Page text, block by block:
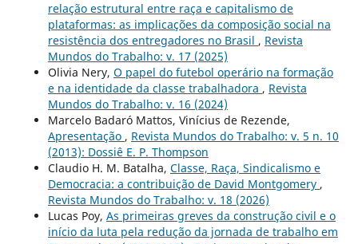
relação estrutural entre raça e capitalismo de
plataformas: as implicações da composição social na
resistência dos entregadores no Brasil , Revista
Mundos do Trabalho: v. 17 (2025)
Olivia Nery, O papel do futebol operário na formação
e na identidade da classe trabalhadora , Revista
Mundos do Trabalho: v. 16 (2024)
Marcelo Badaró Mattos, Vinícius de Rezende,
Apresentação , Revista Mundos do Trabalho: v. 5 n. 10
(2013): Dossiê E. P. Thompson
Claudio H. M. Batalha, Classe, Raça, Sindicalismo e
Democracia: a contribuição de David Montgomery ,
Revista Mundos do Trabalho: v. 18 (2026)
Lucas Poy, As primeiras greves da construção civil e o
início da luta pela redução da jornada de trabalho em